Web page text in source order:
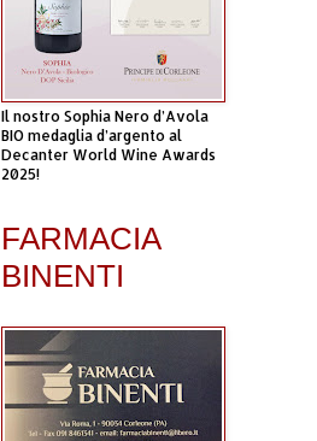
Il nostro Sophia Nero d’Avola
BIO medaglia d’argento al
Decanter World Wine Awards
2025!
FARMACIA
BINENTI